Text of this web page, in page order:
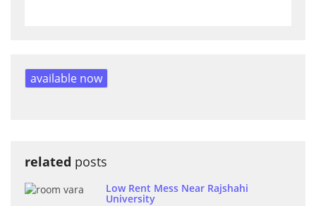
available now
related posts
Low Rent Mess Near Rajshahi
University